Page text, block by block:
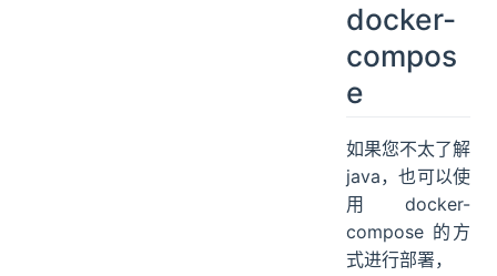
docker-
compos
e
如果您不太了解
java，也可以使
用 docker-
compose 的方
式进行部署，